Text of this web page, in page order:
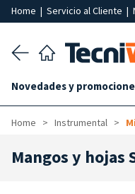
Home | Servicio al Cliente |
Novedades y
Home Instrumental
Mangos y hojas